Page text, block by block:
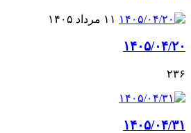
۱۱ مرداد ۱۴۰۵
۱۴۰۵/۰۴/۲۰
۲۳۶
۱۴۰۵/۰۴/۳۱